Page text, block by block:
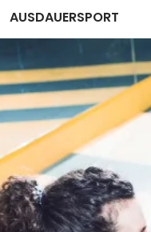
AUSDAUERSPORT